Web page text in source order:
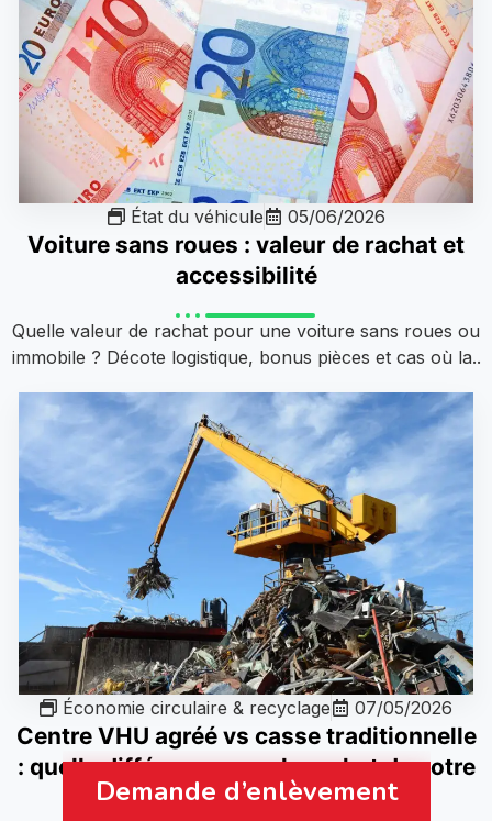
État du véhicule 05/06/2026
Voiture sans roues : valeur de rachat et
accessibilité
Quelle valeur de rachat pour une voiture sans roues ou
immobile ? Décote logistique, bonus pièces et cas où la..
Économie circulaire & recyclage 07/05/2026
Centre VHU agréé vs casse traditionnelle
: quelle différence pour le rachat de votre
épave
Demande d’enlèvement